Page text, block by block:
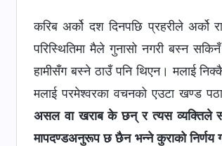
करिब अर्को दश दिनपछि प्रहरीले
परिस्थितिमा मैले गुनासो नगरी बस्न
हामीसँग बस्ने ठाउँ पनि थिएन। मलाई
मलाई परमेश्‍वरका वचनको एउटा खण्ड
असल वा खराब के छन् र त्यस व्यक्तिले
मापदण्डअनुरूप छ छैन भन्‍ने कुराको निर्णय